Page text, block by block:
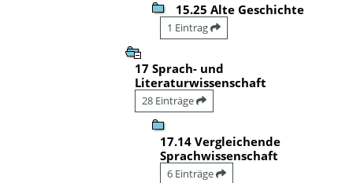
15.25 Alte Geschichte
1 Eintrag
17 Sprach- und
Literaturwissenschaft
28 Einträge
17.14 Vergleichende
Sprachwissenschaft
6 Einträge